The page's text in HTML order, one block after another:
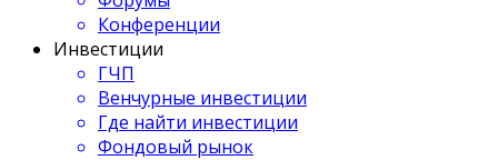
Конференции
Инвестиции
ГЧП
Венчурные инвестиции
Где найти инвестиции
Фондовый рынок